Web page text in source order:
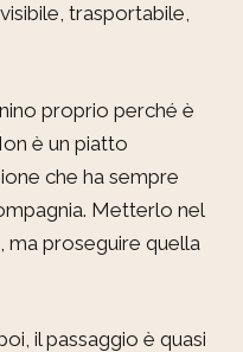
trasportabile,
proprio perché è
è un piatto
che ha sempre
Metterlo nel
ma proseguire quella
il passaggio è quasi